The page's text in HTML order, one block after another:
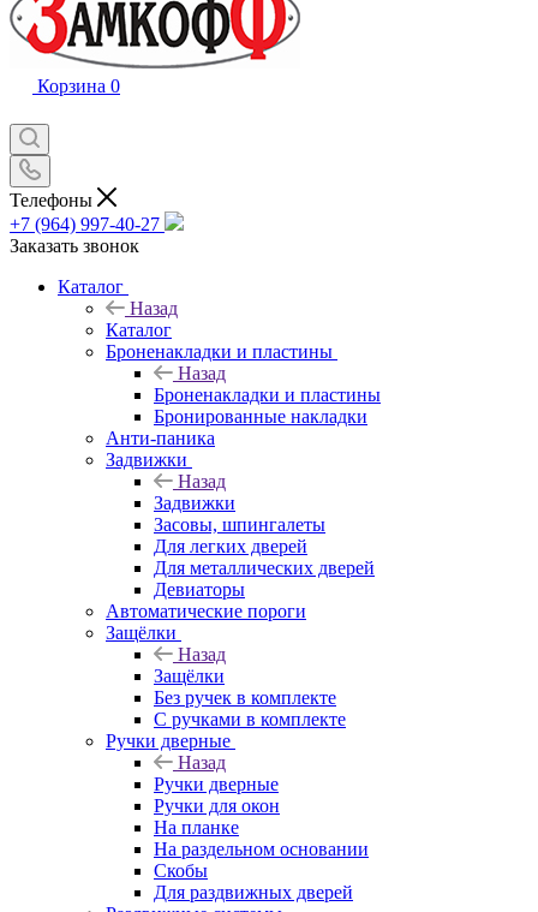
Корзина 0
Телефоны
+7 (964) 997-40-27
Заказать звонок
Каталог
Назад
Каталог
Броненакладки и пластины
Назад
Броненакладки и пластины
Бронированные накладки
Анти-паника
Задвижки
Назад
Задвижки
Засовы, шпингалеты
Для легких дверей
Для металлических дверей
Девиаторы
Автоматические пороги
Защёлки
Назад
Защёлки
Без ручек в комплекте
С ручками в комплекте
Ручки дверные
Назад
Ручки дверные
Ручки для окон
На планке
На раздельном основании
Скобы
Для раздвижных дверей